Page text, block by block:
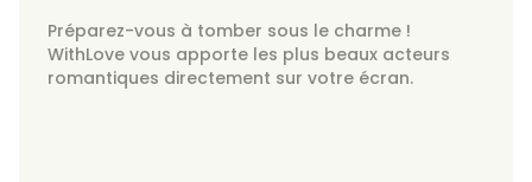
Préparez-vous à tomber sous le charme !
WithLove vous apporte les plus beaux acteurs
romantiques directement sur votre écran.